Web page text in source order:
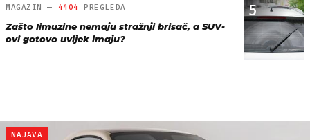
5
MAGAZIN — 4404 PREGLEDA
Zašto limuzine nemaju stražnji brisač, a SUV-
ovi gotovo uvijek imaju?
NAJAVA